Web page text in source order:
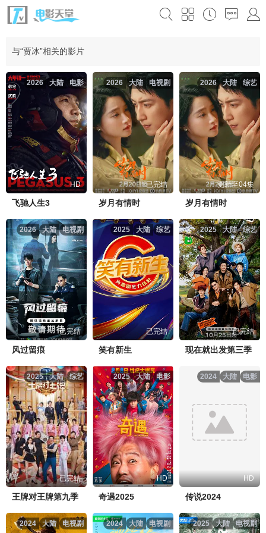
与“贾冰”相关的影片
电影
大陆
2026
HD
飞驰人生3
电视剧
大陆
2026
已完结
岁月有情时
综艺
大陆
2026
更新至04集
岁月有情时
电视剧
大陆
2026
已完结
风过留痕
综艺
大陆
2025
已完结
笑有新生
综艺
大陆
2025
已完结
现在就出发第三季
综艺
大陆
2025
已完结
王牌对王牌第九季
电影
大陆
2025
HD
奇遇2025
电影
大陆
2024
HD
传说2024
电视剧
大陆
2024 电视剧
大陆
2024 电视剧
大陆
2025